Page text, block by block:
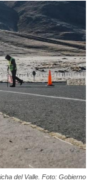
del Valle. Foto: Gobierno